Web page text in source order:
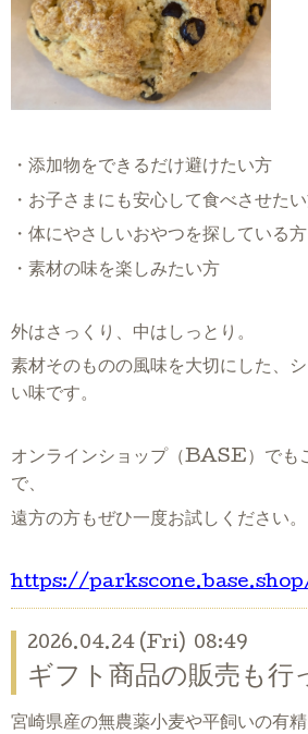
・添加物をできるだけ避けたい方
・お子さまにも安心して食べさせた
・体にやさしいおやつを探している方
・素材の味を楽しみたい方
外はさっくり、中はしっとり。
素材そのものの風味を大切にした、
い味です。
オンラインショップ（BASE）でも
で、
遠方の方もぜひ一度お試しください。
https://
2026.04.24 (Fri) 08:49
ギフト商品の販売も行
宮崎県産の無農薬小麦や平飼いの有